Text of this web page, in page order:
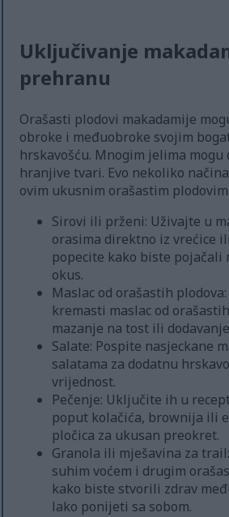
Uključivanje
prehranu
Orašasti plodovi makadamije
obroke i međuobroke svojim
hrskavošću. Mnogim jelima mogu
hranjive tvari. Evo nekoliko
ovim ukusnim orašastim
Sirovi ili prženi: Uživajte u
orasima direktno iz vrećice
popecite kako biste pojačali
okus.
Maslac od orašastih
kremasti maslac od
mazanje na tost ili
Salate: Pospite nasjeckane
salatama za dodatnu
vrijednost.
Pečenje: Uključite ih u
poput kolačića, brownija ili
pločica za ukusan preokret.
Granola ili mješavina za
suhim voćem i drugim
kako biste stvorili zdrav
lako ponijeti sa sobom.